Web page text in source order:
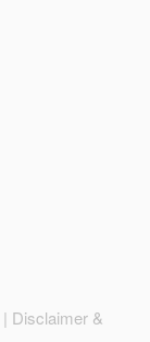
Disclaimer &